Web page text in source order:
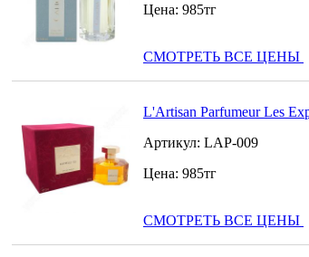
Цена: 985тг
СМОТРЕТЬ ВСЕ ЦЕНЫ
L'Artisan Parfumeur Les
Артикул: LAP-009
Цена: 985тг
СМОТРЕТЬ ВСЕ ЦЕНЫ